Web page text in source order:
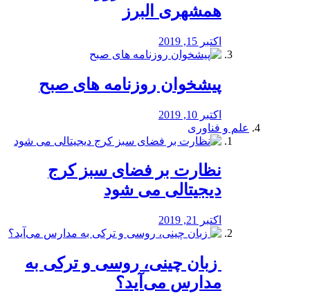
همشهری البرز
اکتبر 15, 2019
پیشخوان روزنامه های صبح
اکتبر 10, 2019
علم و فناوری
نظارت بر فضای سبز کرج
دیجیتالی می شود
اکتبر 21, 2019
️ زبان چینی، روسی و ترکی به
مدارس می‌آید؟